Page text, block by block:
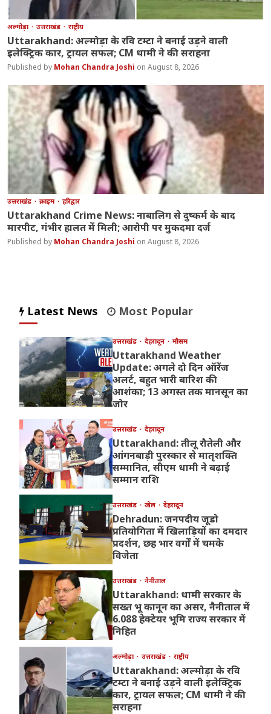
अल्मोड़ा उत्तराखंड राष्ट्रीय
Uttarakhand: अल्मोड़ा के रवि टम्टा ने बनाई उड़ने वाली
इलेक्ट्रिक कार, ट्रायल सफल; CM धामी ने की सराहना
Mohan Chandra Joshi August 8, 2026
उत्तराखंड क्राइम हरिद्वार
Uttarakhand Crime News: नाबालिग से दुष्कर्म के बाद
मारपीट, गंभीर हालत में मिली; आरोपी पर मुकदमा दर्ज
Mohan Chandra Joshi August 8, 2026
Latest News Most Popular
उत्तराखंड देहरादून मौसम
Uttarakhand Weather
Update: अगले दो दिन ऑरेंज
अलर्ट, बहुत भारी बारिश की
आशंका; 13 अगस्त तक मानसून का
जोर
उत्तराखंड देहरादून
Uttarakhand: तीलू रौतेली और
आंगनबाड़ी पुरस्कार से मातृशक्ति
सम्मानित, सीएम धामी ने बढ़ाई
सम्मान राशि
उत्तराखंड खेल देहरादून
Dehradun: जनपदीय जूडो
प्रतियोगिता में खिलाड़ियों का दमदार
प्रदर्शन, छह भार वर्गों में चमके
विजेता
उत्तराखंड नैनीताल
Uttarakhand: धामी सरकार के
सख्त भू कानून का असर, नैनीताल में
6.088 हेक्टेयर भूमि राज्य सरकार में
निहित
अल्मोड़ा उत्तराखंड राष्ट्रीय
Uttarakhand: अल्मोड़ा के रवि
टम्टा ने बनाई उड़ने वाली इलेक्ट्रिक
कार, ट्रायल सफल; CM धामी ने की
सराहना